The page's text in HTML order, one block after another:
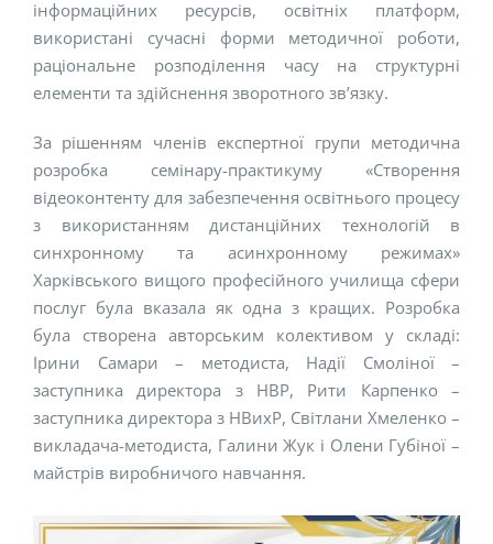
інформаційних ресурсів, освітніх платформ,
використані сучасні форми методичної роботи,
раціональне розподілення часу на структурні
елементи та здійснення зворотного зв’язку.
За рішенням членів експертної групи методична
розробка семінару-практикуму «Створення
відеоконтенту для забезпечення освітнього процесу
з використанням дистанційних технологій в
синхронному та асинхронному режимах»
Харківського вищого професійного училища сфери
послуг була вказала як одна з кращих. Розробка
була створена авторським колективом у складі:
Ірини Самари – методиста, Надії Смоліної –
заступника директора з НВР, Рити Карпенко –
заступника директора з НВихР, Світлани Хмеленко –
викладача-методиста, Галини Жук і Олени Губіної –
майстрів виробничого навчання.